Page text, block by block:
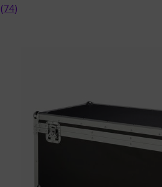
4.7 av 5 stjärnor från 74 kundbetyg
(74)